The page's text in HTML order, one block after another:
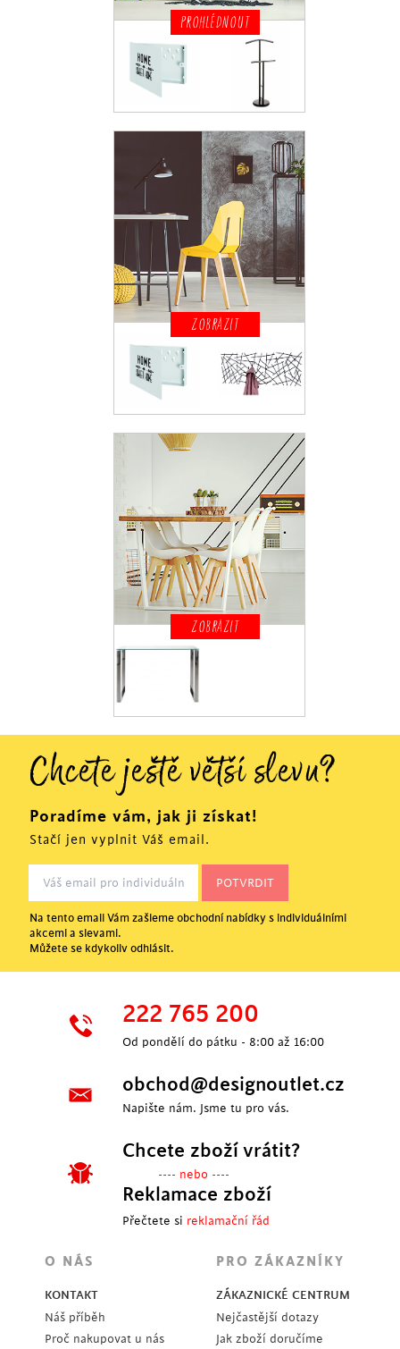
PROHLÉDNOUT
ZOBRAZIT
ZOBRAZIT
Chcete ještě větší slevu?
Poradíme vám, jak ji získat!
Stačí jen vyplnit Váš email.
Na tento email Vám zašleme obchodní nabídky s individuálními
akcemi a slevami.
Můžete se kdykoliv odhlásit.
222 765 200
Od pondělí do pátku - 8:00 až 16:00
obchod@designoutlet.cz
Napište nám. Jsme tu pro vás.
Chcete zboží vrátit?
---- nebo ----
Reklamace zboží
Přečtete si reklamační řád
O NÁS
KONTAKT
Náš příběh
Proč nakupovat u nás
PRO ZÁKAZNÍKY
ZÁKAZNICKÉ CENTRUM
Nejčastější dotazy
Jak zboží doručíme